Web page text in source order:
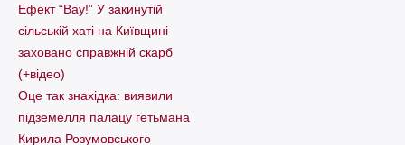
Ефект “Вау!” У закинутій
сільській хаті на Київщині
заховано справжній скарб
(+відео)
Оце так знахідка: виявили
підземелля палацу гетьмана
Кирила Розумовського